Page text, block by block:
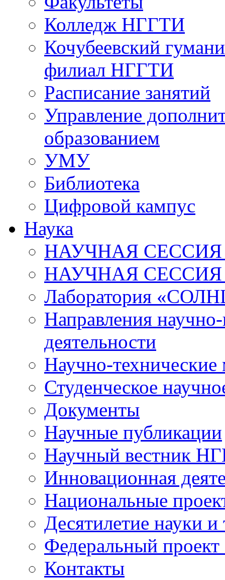
Колледж НГГТИ
Кочубеевский
филиал НГГТИ
Расписание занятий
Управление
образованием
УМУ
Библиотека
Цифровой кампус
Наука
НАУЧНАЯ СЕССИЯ
НАУЧНАЯ
Лаборатория
Направления научно-
деятельности
Научно-технические
Студенческое
Документы
Научные публикации
Научный вестник
Инновационная
Национальные
Десятилетие науки и
Федеральный
Контакты